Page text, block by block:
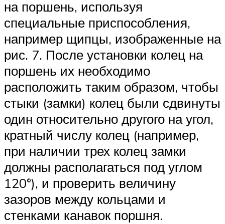
на поршень, используя
специальные приспособления,
например щипцы, изображенные на
рис. 7. После установки ко­лец на
поршень их необходимо
расположить таким образом, что­бы
стыки (замки) колец были сдвинуты
один относительно другого на угол,
кратный числу колец (например,
при наличии трех колец замки
должны располагаться под углом
120°), и проверить величи­ну
зазоров между кольцами и
стенками канавок поршня.